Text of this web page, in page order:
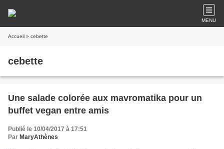
MENU
Accueil » cebette
cebette
Une salade colorée aux mavromatika pour un
buffet vegan entre amis
Publié le 10/04/2017 à 17:51
Par MaryAthènes